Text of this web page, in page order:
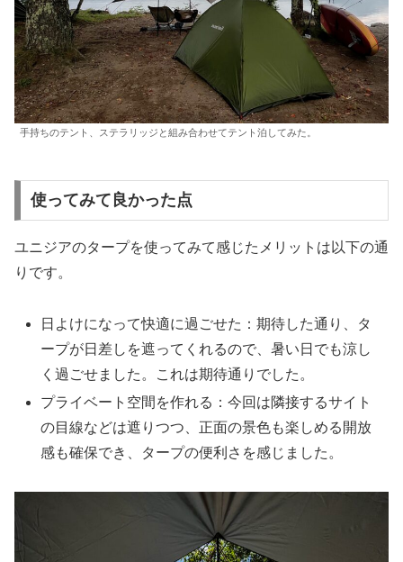
手持ちのテント、ステラリッジと組み合わせてテント泊してみた。
使ってみて良かった点
ユニジアのタープを使ってみて感じたメリットは以下の通
りです。
日よけになって快適に過ごせた：期待した通り、タ
ープが日差しを遮ってくれるので、暑い日でも涼し
く過ごせました。これは期待通りでした。
プライベート空間を作れる：今回は隣接するサイト
の目線などは遮りつつ、正面の景色も楽しめる開放
感も確保でき、タープの便利さを感じました。